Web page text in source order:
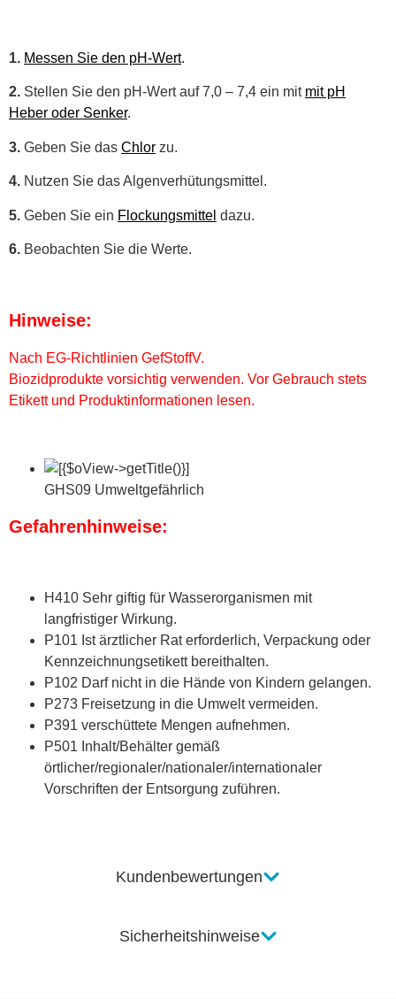
Kundenbewertungen
Sicherheitshinweise
1. Messen Sie den pH-Wert.
2. Stellen Sie den pH-Wert auf 7,0 – 7,4 ein mit mit pH
Heber oder Senker.
3. Geben Sie das Chlor zu.
4. Nutzen Sie das Algenverhütungsmittel.
5. Geben Sie ein Flockungsmittel dazu.
6. Beobachten Sie die Werte.
Hinweise:
Nach EG-Richtlinien GefStoffV.
Biozidprodukte vorsichtig verwenden. Vor Gebrauch stets
Etikett und Produktinformationen lesen.
GHS09 Umweltgefährlich
Gefahrenhinweise:
H410 Sehr giftig für Wasserorganismen mit
langfristiger Wirkung.
P101 Ist ärztlicher Rat erforderlich, Verpackung oder
Kennzeichnungsetikett bereithalten.
P102 Darf nicht in die Hände von Kindern gelangen.
P273 Freisetzung in die Umwelt vermeiden.
P391 verschüttete Mengen aufnehmen.
P501 Inhalt/Behälter gemäß
örtlicher/regionaler/nationaler/internationaler
Vorschriften der Entsorgung zuführen.